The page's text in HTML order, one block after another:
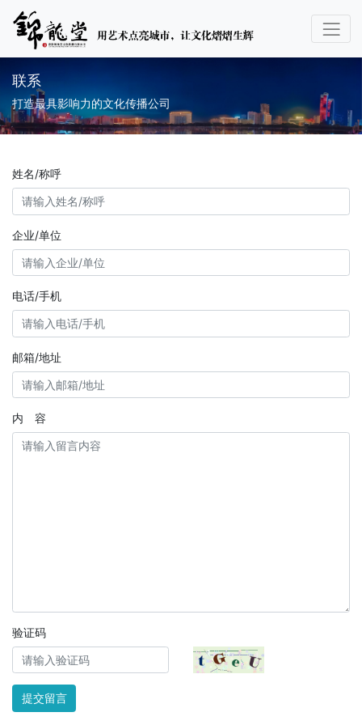
联系
打造最具影响力的文化传播公司
姓名/称呼
企业/单位
电话/手机
邮箱/地址
内 容
验证码
提交留言